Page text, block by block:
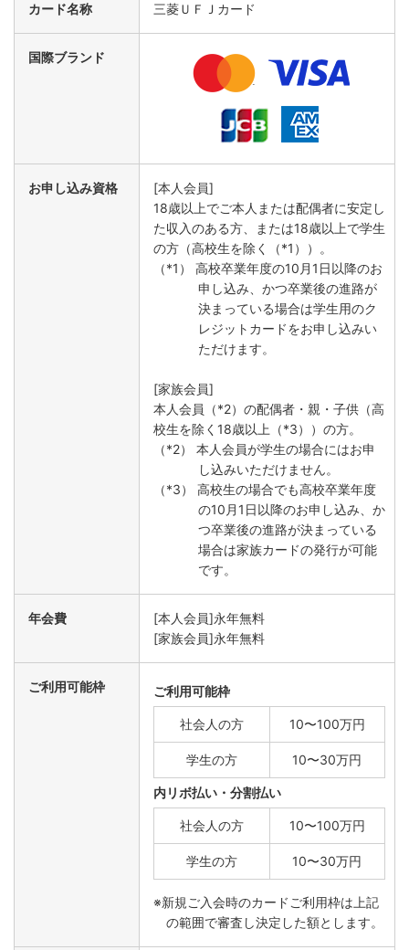
カード名称 三菱ＵＦＪカード
国際ブランド
お申し込み資格
[本人会員]
18歳以上でご本人または配偶者に安定し
た収入のある方、または18歳以上で学生
の方（高校生を除く（*1））。
（*1） 高校卒業年度の10月1日以降のお
申し込み、かつ卒業後の進路が
決まっている場合は学生用のク
レジットカードをお申し込みい
ただけます。
[家族会員]
本人会員（*2）の配偶者・親・子供（高
校生を除く18歳以上（*3））の方。
（*2） 本人会員が学生の場合にはお申
し込みいただけません。
（*3） 高校生の場合でも高校卒業年度
の10月1日以降のお申し込み、か
つ卒業後の進路が決まっている
場合は家族カードの発行が可能
です。
年会費
[本人会員]永年無料
[家族会員]永年無料
ご利用可能枠 ご利用可能枠
社会人の方 10〜100万円
学生の方 10〜30万円
内リボ払い・分割払い
社会人の方 10〜100万円
学生の方 10〜30万円
※新規ご入会時のカードご利用枠は上記
の範囲で審査し決定した額とします。